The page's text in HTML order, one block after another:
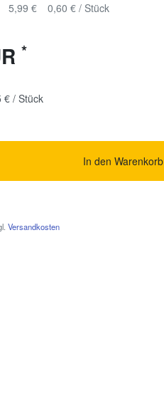
5,99 € 0,60 € / Stück
*
€ / Stück
In den Warenkorb
Versandkosten